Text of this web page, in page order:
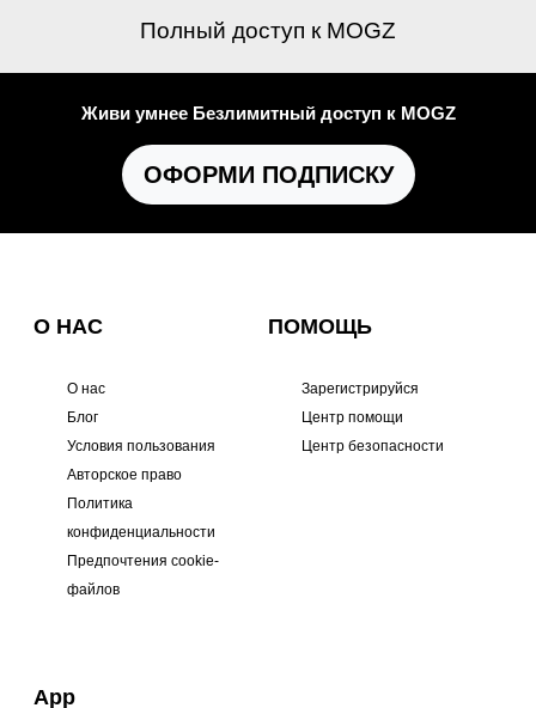
Полный доступ к MOGZ
Живи умнее Безлимитный доступ к MOGZ
ОФОРМИ ПОДПИСКУ
О НАС
О нас
Блог
Условия пользования
Авторское право
Политика
конфиденциальности
Предпочтения cookie-
файлов
ПОМОЩЬ
Зарегистрируйся
Центр помощи
Центр безопасности
App